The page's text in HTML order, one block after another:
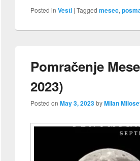
Posted in Vesti | Tagged mesec,
Pomračenje
2023)
Posted on May 3, 2023byMilan